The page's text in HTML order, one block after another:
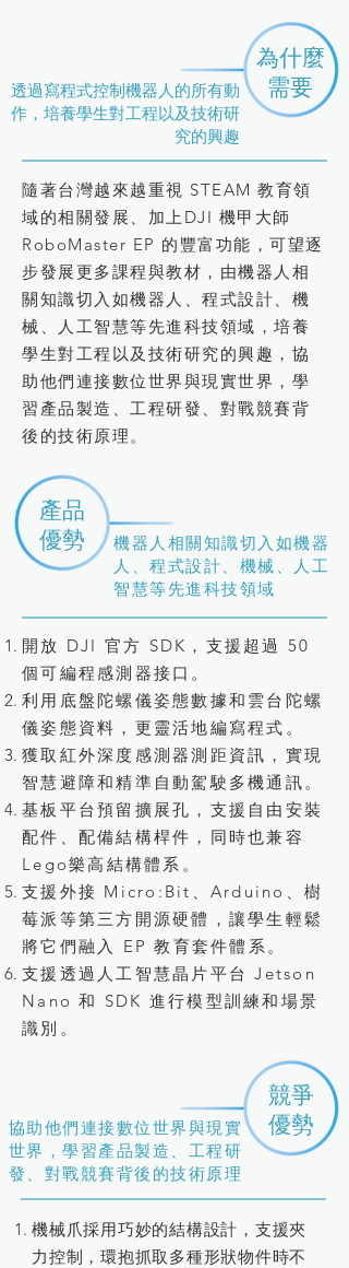
透過寫程式控制機器人的所有動
作，培養學生對工程以及技術研
究的興趣
為什麼
需要
隨著台灣越來越重視 STEAM 教育領
域的相關發展、加上DJI 機甲大師
RoboMaster EP 的豐富功能，可望逐
步發展更多課程與教材，由機器人相
關知識切入如機器人、程式設計、機
械、人工智慧等先進科技領域，培養
學生對工程以及技術研究的興趣，協
助他們連接數位世界與現實世界，學
習產品製造、工程研發、對戰競賽背
後的技術原理。
機器人相關知識切入如機器
人、程式設計、機械、人工
智慧等先進科技領域
產品
優勢
開放 DJI 官方 SDK，支援超過 50
個可編程感測器接口。
利用底盤陀螺儀姿態數據和雲台陀螺
儀姿態資料，更靈活地編寫程式。
獲取紅外深度感測器測距資訊，實現
智慧避障和精準自動駕駛多機通訊。
基板平台預留擴展孔，支援自由安裝
配件、配備結構桿件，同時也兼容
Lego樂高結構體系。
支援外接 Micro:Bit、Arduino、樹
莓派等第三方開源硬體，讓學生輕鬆
將它們融入 EP 教育套件體系。
支援透過人工智慧晶片平台 Jetson
Nano 和 SDK 進行模型訓練和場景
識別。
協助他們連接數位世界與現實
世界，學習產品製造、工程研
發、對戰競賽背後的技術原理
​競爭
​優勢
機械爪採用巧妙的結構設計，支援夾
力控制，環抱抓取多種形狀物件時不